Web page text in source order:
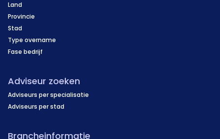
Land
Provincie
Stad
Type overname
Fase bedrijf
Adviseur zoeken
Adviseurs per specialisatie
Adviseurs per stad
Brancheinformatie